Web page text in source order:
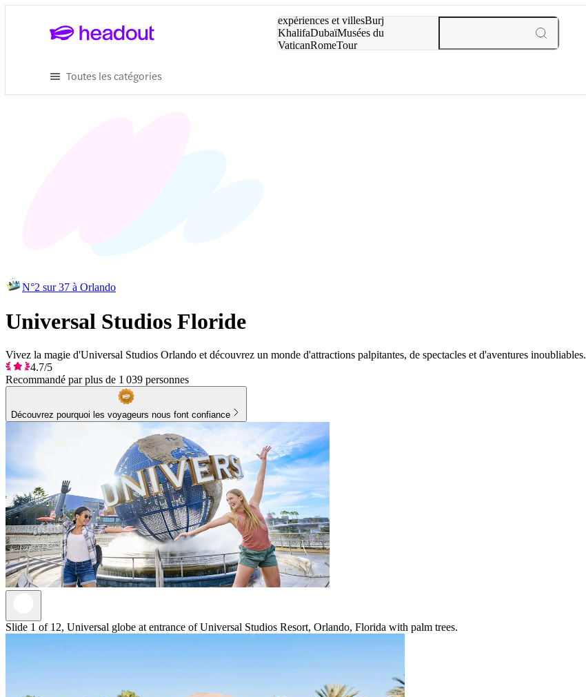
Tapez votre recherche :
expériences et villesBurj
KhalifaDubaïMusées du
VaticanRomeTour
Toutes les catégories
N°2 sur 37 à Orlando
Universal Studios Floride
Vivez la magie d'Universal Studios Orlando et découvrez un monde d'attractions palpitantes, de spectacles et d'aventures inoubliables.
4.7/5
Recommandé par plus de 1 039 personnes
Découvrez pourquoi les voyageurs nous font confiance
Slide 1 of 12, Universal globe at entrance of Universal Studios Resort, Orlando, Florida with palm trees.